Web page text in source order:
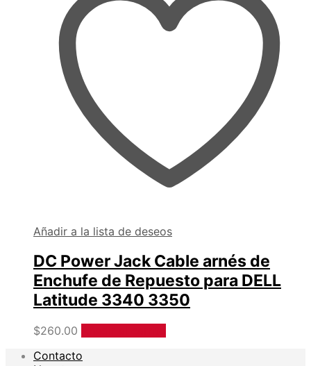
Añadir a la lista de deseos
DC Power Jack Cable arnés de
Enchufe de Repuesto para DELL
Latitude 3340 3350
$260.00
Contacto